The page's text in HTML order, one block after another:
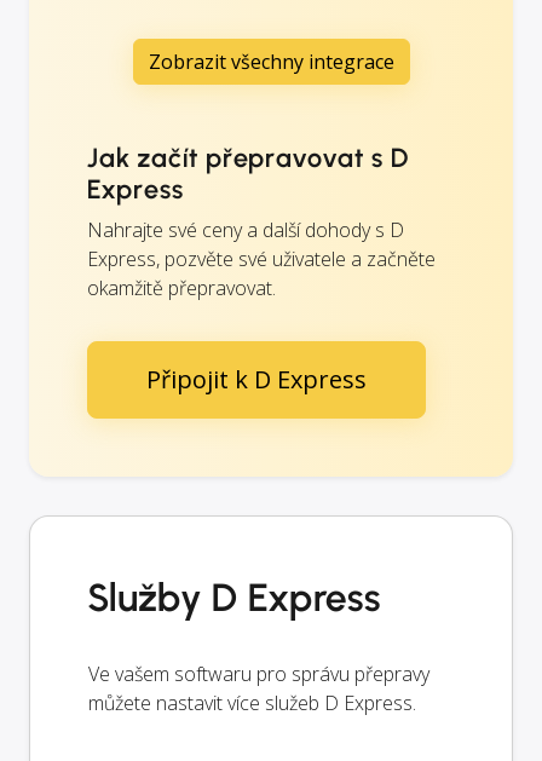
Zobrazit všechny integrace
Jak začít přepravovat s D
Express
Nahrajte své ceny a další dohody s D
Express, pozvěte své uživatele a začněte
okamžitě přepravovat.
Připojit k D Express
Služby D Express
Ve vašem softwaru pro správu přepravy
můžete nastavit více služeb D Express.